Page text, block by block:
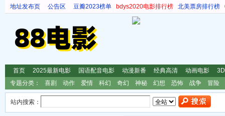
地址发布页 公告区 豆瓣2023榜单 bdys2020电影排行榜 北美票房排行榜
首页 2025最新电影 国语配音电影 动漫新番 经典高清 动画电影
专题分类：
喜剧 动作 爱情 科幻 奇幻 神秘 幻想 恐怖 战争 冒险
站内搜索：